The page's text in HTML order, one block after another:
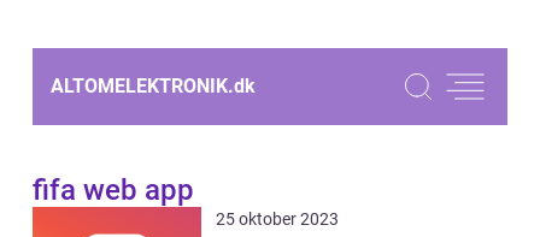
ALTOMELEKTRONIK.dk
fifa web app
25 oktober 2023